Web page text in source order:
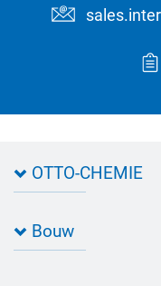
OTTO-CHEMIE
Routebeschrijving
Bouw